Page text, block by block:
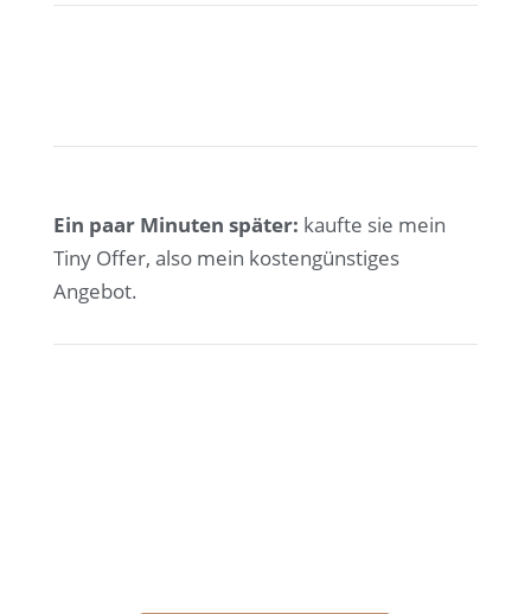
Ein paar Minuten später: kaufte sie mein
Tiny Offer, also mein kostengünstiges
Angebot.